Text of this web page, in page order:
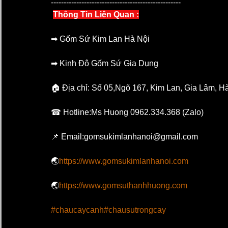
---------------------------------------------------
Thông Tin Liên Quan :
➡ Gốm Sứ Kim Lan Hà Nội
➡ Kinh Đô Gốm Sứ Gia Dụng
🏠 Địa chỉ: Số 05,Ngõ 167, Kim Lan, Gia Lâm,
☎ Hotline:Ms Huong 0962.334.368 (Zalo)
📌 Email:gomsukimlanhanoi@gmail.com
🌏https://www.gomsukimlanhanoi.com
🌏https://www.gomsuthanhhuong.com
#chaucaycanh#chausutrongcay